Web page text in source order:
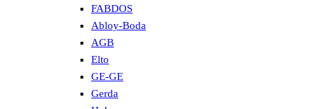
FABDOS
Abloy-Boda
AGB
Elto
GE-GE
Gerda